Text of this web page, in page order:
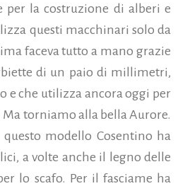
per la costruzione di alberi e
questi macchinari solo da
faceva tutto a mano grazie
di un paio di millimetri,
e che utilizza ancora oggi per
torniamo alla bella Aurore.
modello Cosentino ha
a volte anche il legno delle
lo scafo. Per il fasciame ha